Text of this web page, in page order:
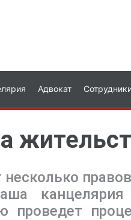
Адвокат
канцелярия
проведет